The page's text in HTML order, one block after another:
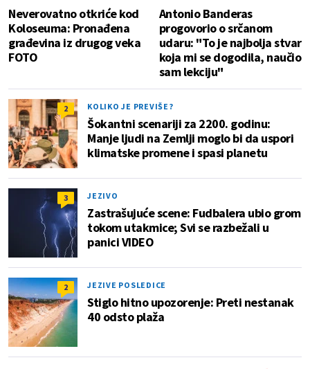
Neverovatno otkriće kod
Koloseuma: Pronađena
građevina iz drugog veka
FOTO
Antonio Banderas
progovorio o srčanom
udaru: "To je najbolja stvar
koja mi se dogodila, naučio
sam lekciju"
2 KOLIKO JE PREVIŠE?
Šokantni scenariji za 2200. godinu:
Manje ljudi na Zemlji moglo bi da uspori
klimatske promene i spasi planetu
3 JEZIVO
Zastrašujuće scene: Fudbalera ubio grom
tokom utakmice; Svi se razbežali u
panici VIDEO
2 JEZIVE POSLEDICE
Stiglo hitno upozorenje: Preti nestanak
40 odsto plaža